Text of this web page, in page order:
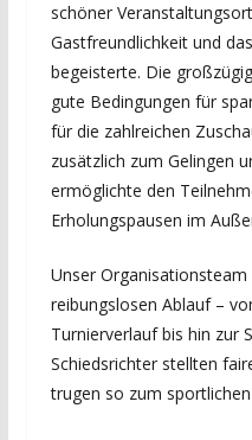
schöner
Gastfreundlichkeit und
begeisterte. Die
gute Bedingungen für
für die zahlreichen
zusätzlich zum Gelingen
ermöglichte den
Erholungspausen im
Unser
reibungslosen Ablauf –
Turnierverlauf bis hin zur
Schiedsrichter stellten
trugen so zum